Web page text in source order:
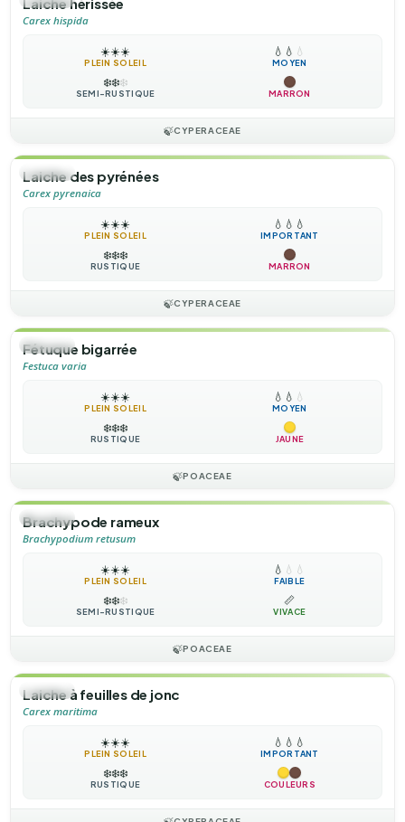
Carex hispida
☀️☀️☀️
PLEIN SOLEIL
💧 💧 💧
MOYEN
❄️❄️❄️
SEMI-RUSTIQUE MARRON
🍃CYPERACEAE
🌿HERBE
Laiche des pyrénées
Carex pyrenaica
☀️☀️☀️
PLEIN SOLEIL
💧 💧 💧
IMPORTANT
❄️❄️❄️
RUSTIQUE MARRON
🍃CYPERACEAE
🌿HERBE
Fétuque bigarrée
Festuca varia
☀️☀️☀️
PLEIN SOLEIL
💧 💧 💧
MOYEN
❄️❄️❄️
RUSTIQUE JAUNE
🍃POACEAE
🌿HERBE
Brachypode rameux
Brachypodium retusum
☀️☀️☀️
PLEIN SOLEIL
💧 💧 💧
FAIBLE
❄️❄️❄️
SEMI-RUSTIQUE
📏
VIVACE
🍃POACEAE
🌿HERBE
Laiche à feuilles de jonc
Carex maritima
☀️☀️☀️
PLEIN SOLEIL
💧 💧 💧
IMPORTANT
❄️❄️❄️
RUSTIQUE COULEURS